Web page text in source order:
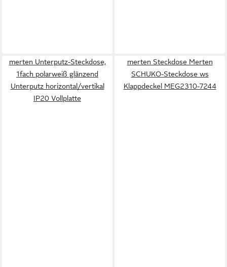
merten Unterputz-Steckdose,
1fach polarweiß glänzend
Unterputz horizontal/vertikal
IP20 Vollplatte
merten Steckdose Merten
SCHUKO-Steckdose ws
Klappdeckel MEG2310-7244